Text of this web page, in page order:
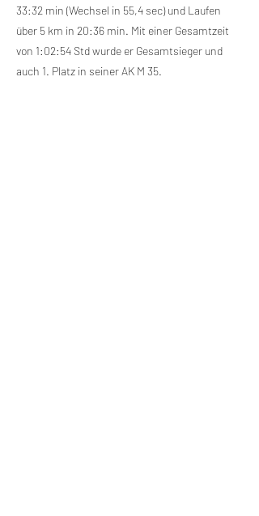
33:32 min (Wechsel in 55,4 sec) und Laufen
über 5 km in 20:36 min. Mit einer Gesamtzeit
von 1:02:54 Std wurde er Gesamtsieger und
auch 1. Platz in seiner AK M 35.